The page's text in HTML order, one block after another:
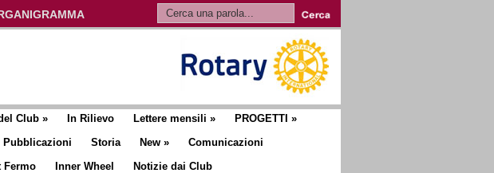
Club » In Rilievo Lettere mensili » PROGETTI »
Pubblicazioni Storia New »
Comunicazioni
Fermo Inner Wheel Notizie dai Club